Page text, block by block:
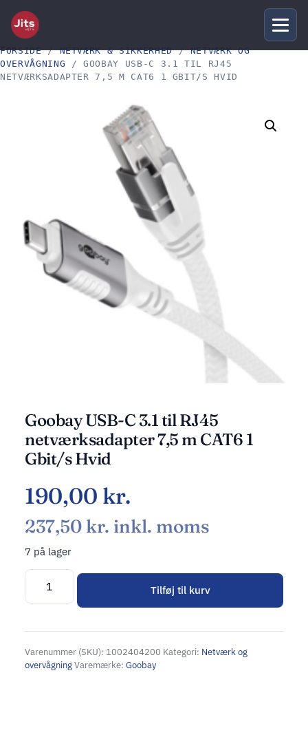
FORSIDE/NETVÆRK & SIKKERHED/NETVÆRK OG
OVERVÅGNING / GOOBAY USB-C 3.1 TIL RJ45
NETVÆRKSADAPTER 7,5 M CAT6 1 GBIT/S HVID
Goobay USB-C 3.1 til RJ45
netværksadapter 7,5 m CAT6 1
Gbit/s Hvid
190,00 kr.
237,50 kr. inkl. moms
7 på lager
Tilføj til kurv
Alternative:
Varenummer (SKU): 1002404200 Kategori: Netværk og
overvågningVaremærke: Goobay